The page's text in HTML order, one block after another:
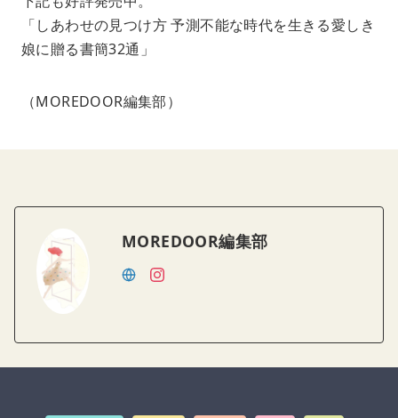
「しあわせの見つけ方 予測不能な時代を生きる愛しき
娘に贈る書簡32通」
（MOREDOOR編集部）
MOREDOOR編集部